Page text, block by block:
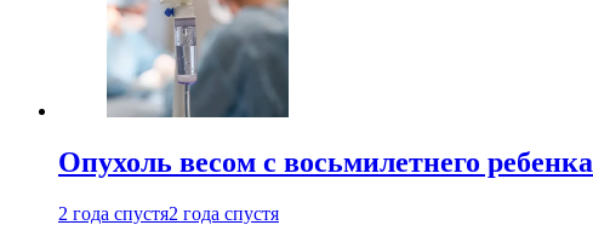
Опухоль весом с восьмилетнего
2 года спустя2 года спустя